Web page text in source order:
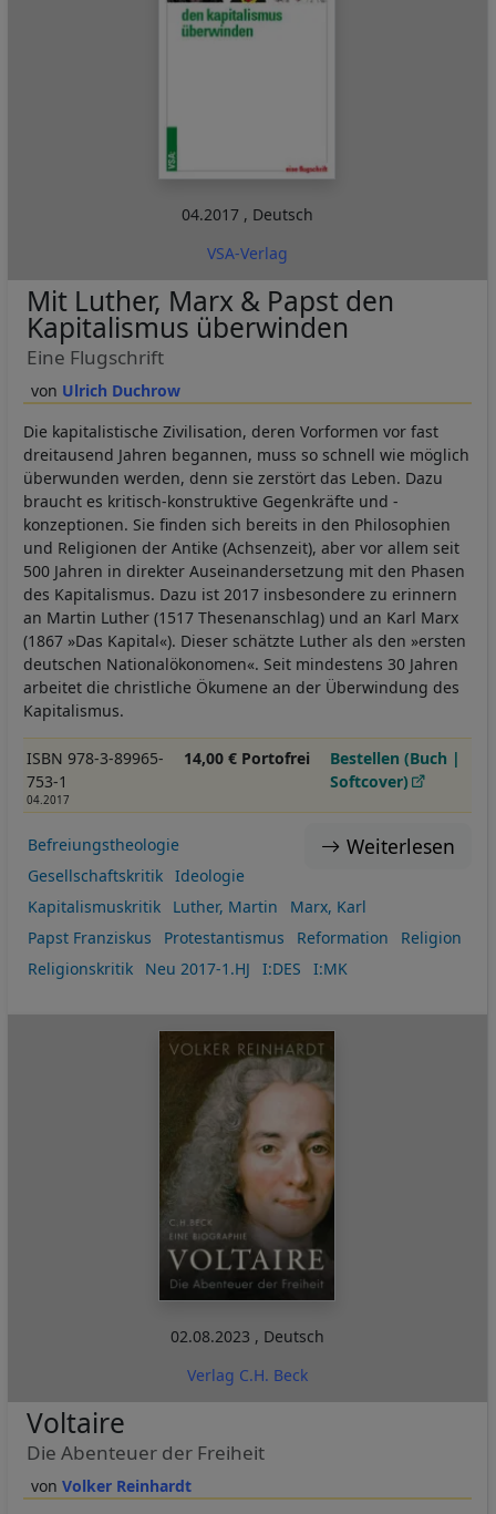
04.2017 , Deutsch
VSA-Verlag
Ulrich Duchrow
Mit Luther, Marx & Papst den
Kapitalismus überwinden
Eine Flugschrift
Die kapitalistische Zivilisation, deren Vorformen vor fast
dreitausend Jahren begannen, muss so schnell wie möglich
überwunden werden, denn sie zerstört das Leben. Dazu
braucht es kritisch-konstruktive Gegenkräfte und -
konzeptionen. Sie finden sich bereits in den Philosophien
und Religionen der Antike (Achsenzeit), aber vor allem seit
500 Jahren in direkter Auseinandersetzung mit den Phasen
des Kapitalismus. Dazu ist 2017 insbesondere zu erinnern
an Martin Luther (1517 Thesenanschlag) und an Karl Marx
(1867 »Das Kapital«). Dieser schätzte Luther als den »ersten
deutschen Nationalökonomen«. Seit mindestens 30 Jahren
arbeitet die christliche Ökumene an der Überwindung des
Kapitalismus.
ISBN 978-3-89965-
753-1
04.2017
14,00 € Portofrei
Bestellen (Buch |
Softcover)
Weiterlesen
Befreiungstheologie
Gesellschaftskritik
Ideologie
Kapitalismuskritik
Luther, Martin
Marx, Karl
Papst Franziskus
Protestantismus Reformation
Religion
Religionskritik
Neu 2017-1.HJ I:DES I:MK
02.08.2023 , Deutsch
Verlag C.H. Beck
Volker Reinhardt
Voltaire
Die Abenteuer der Freiheit